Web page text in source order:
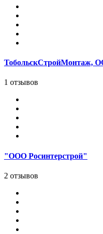
ТобольскСтройМонтаж,
1 отзывов
"ООО Росинтерстрой"
2 отзывов